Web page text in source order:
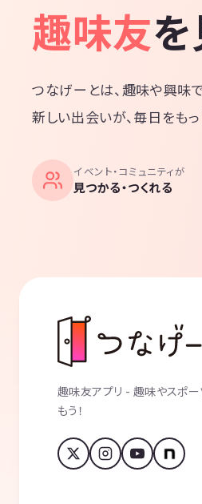
趣味友
つなげーとは、趣味や興味で
新しい出会いが、毎日をもっ
イベント・コミュニティが
見つかる・つくれる
趣味友アプリ - 趣味やスポー
もう！